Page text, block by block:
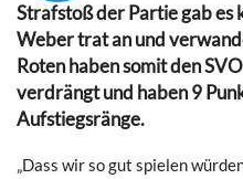
Strafstoß der Partie gab es
Weber trat an und
Roten haben somit den
verdrängt und haben 9
Aufstiegsränge.
„Dass wir so gut spielen